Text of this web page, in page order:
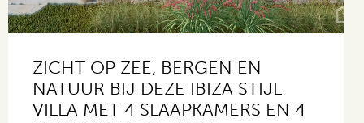
ZICHT OP ZEE, BERGEN EN
NATUUR BIJ DEZE IBIZA STIJL
VILLA MET 4 SLAAPKAMERS EN 4